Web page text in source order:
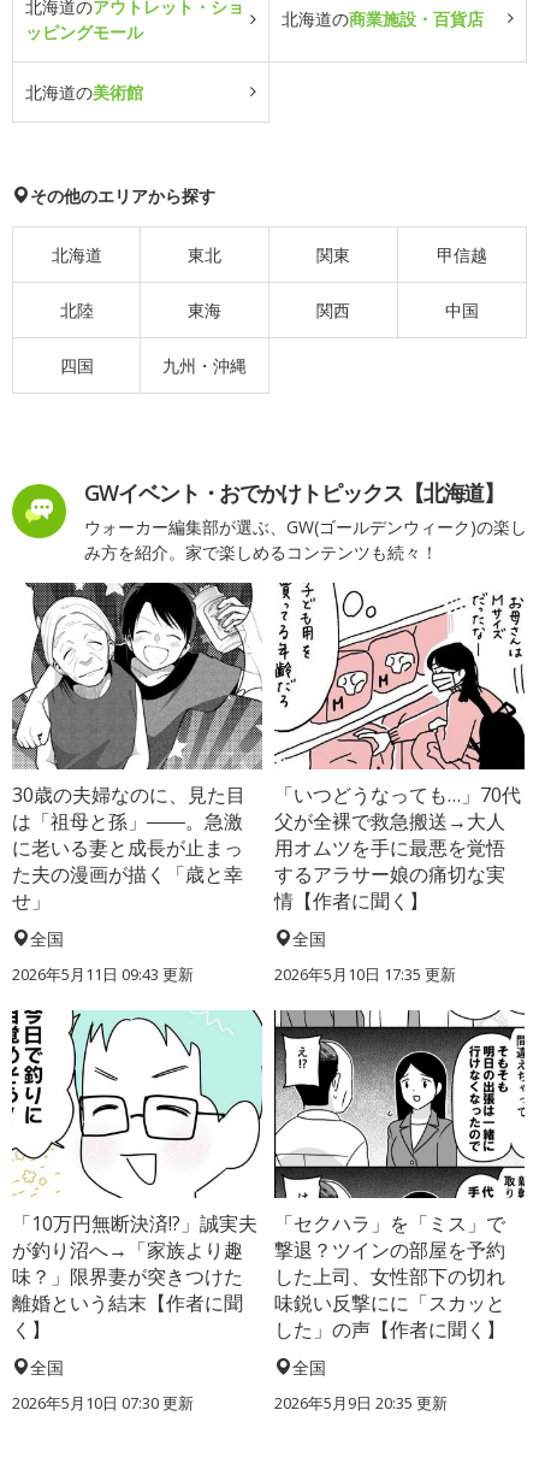
北海道のアウトレット・ショ
ッピングモール
北海道の商業施設・百貨店
北海道の美術館
その他のエリアから探す
北海道 東北 関東 甲信越
北陸 東海 関西 中国
四国 九州・沖縄
GWイベント・おでかけトピックス【北海道】
ウォーカー編集部が選ぶ、GW(ゴールデンウィーク)の楽し
み方を紹介。家で楽しめるコンテンツも続々！
30歳の夫婦なのに、見た目
は「祖母と孫」――。急激
に老いる妻と成長が止まっ
た夫の漫画が描く「歳と幸
せ」
全国
2026年5月11日 09:43 更新
「いつどうなっても…」70代
父が全裸で救急搬送→大人
用オムツを手に最悪を覚悟
するアラサー娘の痛切な実
情【作者に聞く】
全国
2026年5月10日 17:35 更新
「10万円無断決済!?」誠実夫
が釣り沼へ→「家族より趣
味？」限界妻が突きつけた
離婚という結末【作者に聞
く】
全国
2026年5月10日 07:30 更新
「セクハラ」を「ミス」で
撃退？ツインの部屋を予約
した上司、女性部下の切れ
味鋭い反撃にに「スカッと
した」の声【作者に聞く】
全国
2026年5月9日 20:35 更新